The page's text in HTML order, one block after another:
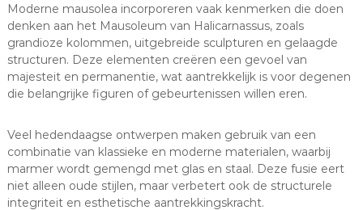
Moderne mausolea incorporeren vaak kenmerken die doen
denken aan het Mausoleum van Halicarnassus, zoals
grandioze kolommen, uitgebreide sculpturen en gelaagde
structuren. Deze elementen creëren een gevoel van
majesteit en permanentie, wat aantrekkelijk is voor degenen
die belangrijke figuren of gebeurtenissen willen eren.
Veel hedendaagse ontwerpen maken gebruik van een
combinatie van klassieke en moderne materialen, waarbij
marmer wordt gemengd met glas en staal. Deze fusie eert
niet alleen oude stijlen, maar verbetert ook de structurele
integriteit en esthetische aantrekkingskracht.